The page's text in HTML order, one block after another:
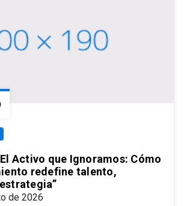
Activo que Ignoramos: Cómo
redefine talento,
de 2026